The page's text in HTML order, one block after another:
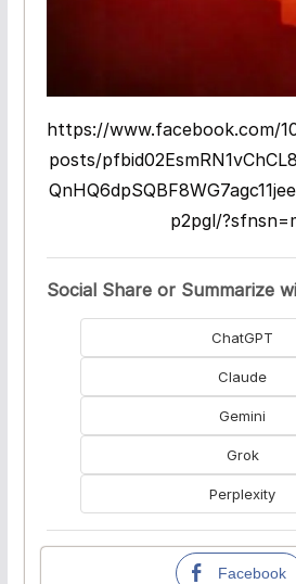
https://www.facebook.com/
posts/
p2pgl/
Social Share or Summarize
ChatGPT
Claude
Gemini
Grok
Perplexity
Facebook